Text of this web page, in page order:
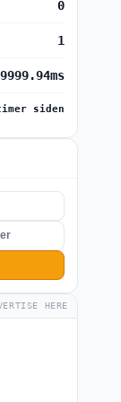
0
1
9999.94ms
siden
HERE